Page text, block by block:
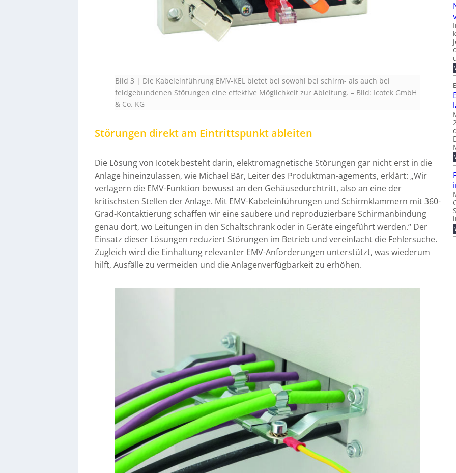
Bild 3 | Die Kabeleinführung EMV-KEL bietet bei sowohl bei schirm- als auch bei
feldgebundenen Störungen eine effektive Möglichkeit zur Ableitung. – Bild: Icotek GmbH
& Co. KG
Störungen direkt am Eintrittspunkt ableiten
Die Lösung von Icotek besteht darin, elektromagnetische Störungen gar nicht erst in die
Anlage hineinzulassen, wie Michael Bär, Leiter des Produktman-agements, erklärt: „Wir
verlagern die EMV-Funktion bewusst an den Gehäusedurchtritt, also an eine der
kritischsten Stellen der Anlage. Mit EMV-Kabeleinführungen und Schirmklammern mit 360-
Grad-Kontaktierung schaffen wir eine saubere und reproduzierbare Schirmanbindung
genau dort, wo Leitungen in den Schaltschrank oder in Geräte eingeführt werden.“ Der
Einsatz dieser Lösungen reduziert Störungen im Betrieb und vereinfacht die Fehlersuche.
Zugleich wird die Einhaltung relevanter EMV-Anforderungen unterstützt, was wiederum
hilft, Ausfälle zu vermeiden und die Anlagenverfügbarkeit zu erhöhen.